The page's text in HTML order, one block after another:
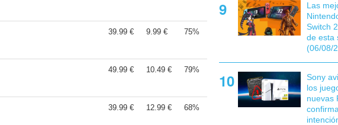
39.99 € 9.99 € 75%
49.99 € 10.49 € 79%
39.99 € 12.99 € 68%
Las
Switch
de esta
(06/08/
Sony
los
nuevas